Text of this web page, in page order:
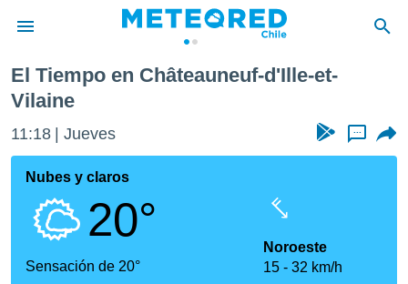
de
para
la
calidad.
a este
El Tiempo en Châteauneuf-d'Ille-et-
Vilaine
11:18 Jueves ...
Nubes y claros
20°
Sensación de 20°
Noroeste
15
32 km/h